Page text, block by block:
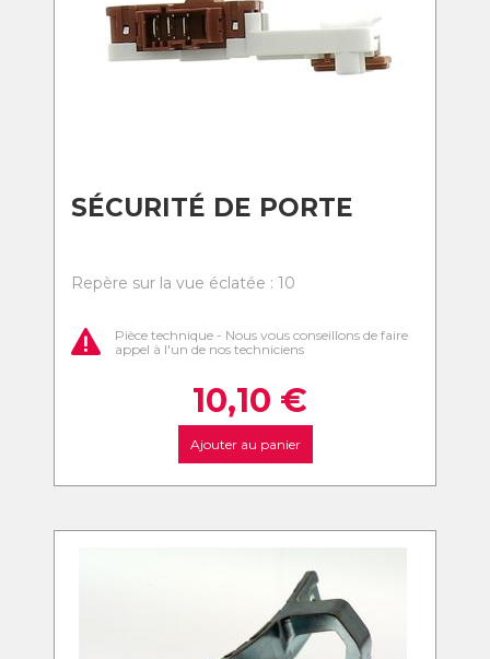
SÉCURITÉ DE PORTE
Repère sur la vue éclatée : 10
Pièce technique - Nous vous conseillons de faire
appel à l'un de nos techniciens
10,10 €
Ajouter au panier